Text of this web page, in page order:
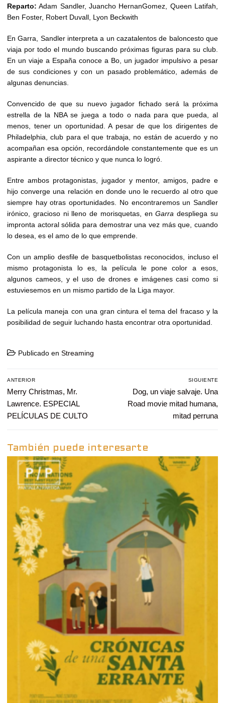
Reparto: Adam Sandler, Juancho HernanGomez, Queen Latifah,
Ben Foster, Robert Duvall, Lyon Beckwith
En Garra, Sandler interpreta a un cazatalentos de baloncesto que
viaja por todo el mundo buscando próximas figuras para su club.
En un viaje a España conoce a Bo, un jugador impulsivo a pesar
de sus condiciones y con un pasado problemático, además de
algunas denuncias.
Convencido de que su nuevo jugador fichado será la próxima
estrella de la NBA se juega a todo o nada para que pueda, al
menos, tener un oportunidad. A pesar de que los dirigentes de
Philadelphia, club para el que trabaja, no están de acuerdo y no
acompañan esa opción, recordándole constantemente que es un
aspirante a director técnico y que nunca lo logró.
Entre ambos protagonistas, jugador y mentor, amigos, padre e
hijo converge una relación en donde uno le recuerdo al otro que
siempre hay otras oportunidades. No encontraremos un Sandler
irónico, gracioso ni lleno de morisquetas, enGarra despliega su
impronta actoral sólida para demostrar una vez más que, cuando
lo desea, es el amo de lo que emprende.
Con un amplio desfile de basquetbolistas reconocidos, incluso el
mismo protagonista lo es, la película le pone color a esos,
algunos cameos, y el uso de drones e imágenes casi como si
estuviesemos en un mismo partido de la Liga mayor.
La película maneja con una gran cintura el tema del fracaso y la
posibilidad de seguir luchando hasta encontrar otra oportunidad.
Publicado en Streaming
Navegación
de
entradas
ANTERIOR
Entrada
anterior:
Merry Christmas, Mr.
Lawrence. ESPECIAL
PELÍCULAS DE CULTO
SIGUIENTE
Entrada
siguiente:
Dog, un viaje salvaje. Una
Road movie mitad humana,
mitad perruna
También puede interesarte